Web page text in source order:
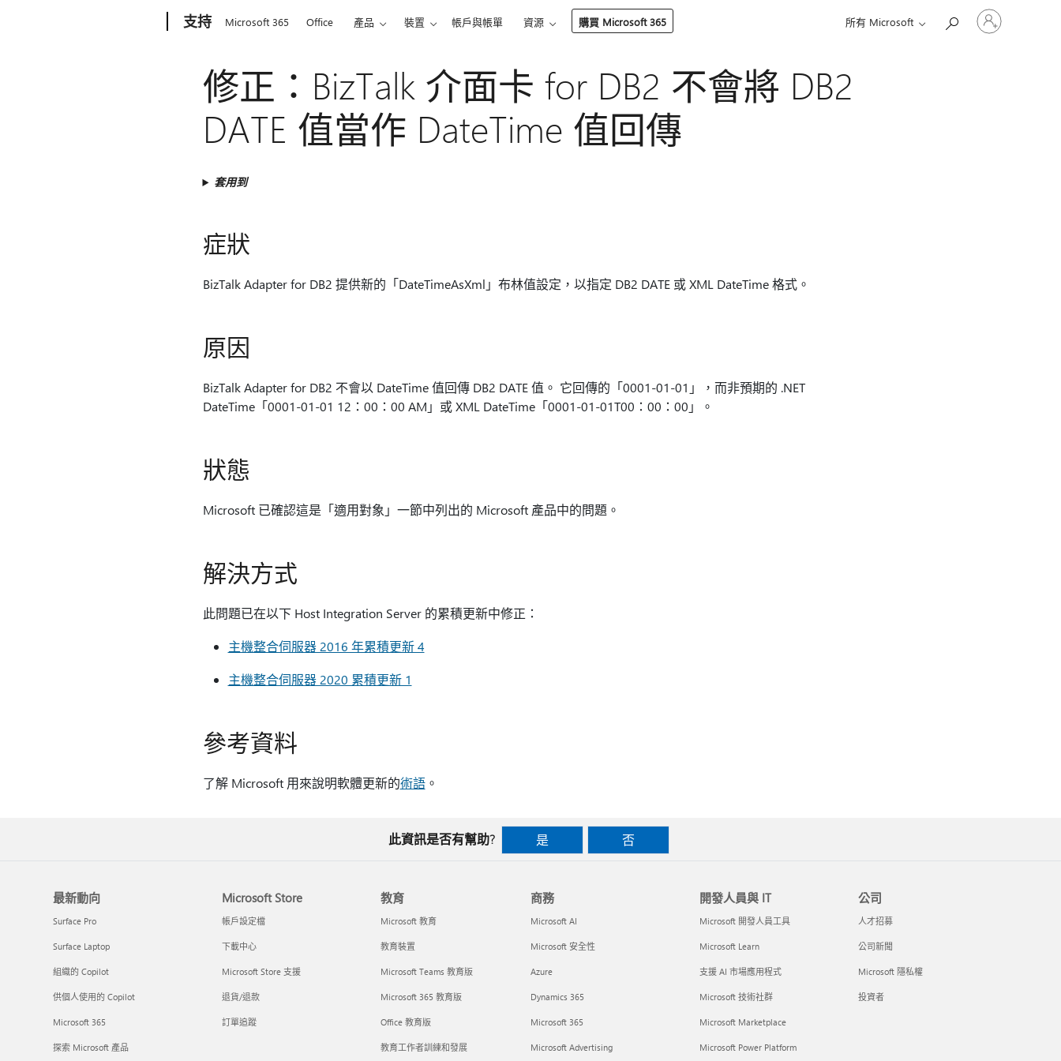
支持 Microsoft 365 Office 產品 裝置 帳戶與帳單 資源 購買 Microsoft 365 所有 Microsoft
登
入
修正：BizTalk 介面卡 for DB2 不會將 DB2
DATE 值當作 DateTime 值回傳
套用到
症狀
BizTalk Adapter for DB2 提供新的「DateTimeAsXml」布林值設定，以指定 DB2 DATE 或 XML DateTime 格式。
原因
BizTalk Adapter for DB2 不會以 DateTime 值回傳 DB2 DATE 值。 它回傳的「0001-01-01」，而非預期的 .NET
DateTime「0001-01-01 12：00：00 AM」或 XML DateTime「0001-01-01T00：00：00」。
狀態
Microsoft 已確認這是「適用對象」一節中列出的 Microsoft 產品中的問題。
解決方式
此問題已在以下 Host Integration Server 的累積更新中修正：
主機整合伺服器 2016 年累積更新 4
主機整合伺服器 2020 累積更新 1
參考資料
了解 Microsoft 用來說明軟體更新的術語。
此資訊是否有幫助? 是 否
最新動向
Surface Pro
Surface Laptop
組織的 Copilot
供個人使用的 Copilot
Microsoft 365
探索 Microsoft 產品
Microsoft Store
帳戶設定檔
下載中心
Microsoft Store 支援
退貨/退款
訂單追蹤
教育
Microsoft 教育
教育裝置
Microsoft Teams 教育版
Microsoft 365 教育版
Office 教育版
教育工作者訓練和發展
商務
Microsoft AI
Microsoft 安全性
Azure
Dynamics 365
Microsoft 365
Microsoft Advertising
開發人員與 IT
Microsoft 開發人員工具
Microsoft Learn
支援 AI 市場應用程式
Microsoft 技術社群
Microsoft Marketplace
Microsoft Power Platform
公司
人才招募
公司新聞
Microsoft 隱私權
投資者